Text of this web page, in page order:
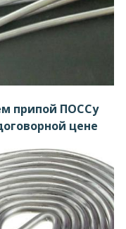
припой ПОССу
цене